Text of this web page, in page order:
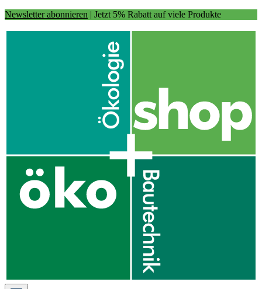
Newsletter abonnieren | Jetzt 5% Rabatt auf viele Produkte